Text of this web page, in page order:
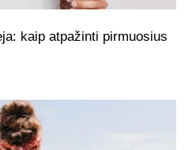
kaip atpažinti pirmuosius